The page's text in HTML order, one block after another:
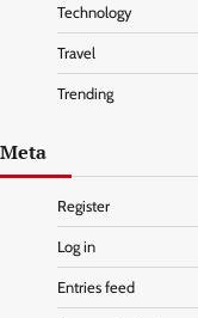
Technology
Travel
Trending
Meta
Register
Log in
Entries feed